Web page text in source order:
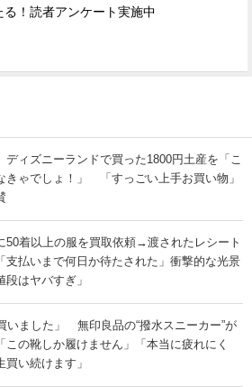
る！読者アンケート実施中
ディズニーランドで買った1800円土産を「こ
きゃでしょ！」 「すっごい上手お買い物」
50着以上の服を買取依頼→渡されたレシート
払いまで何日か待たされた」衝撃的な光景
段はヤバすぎ」
いました」 無印良品の“撥水スニーカー”が
の靴しか履けません」「本当に疲れにく
買い続けます」